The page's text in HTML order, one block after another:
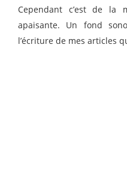
Cependant c’est de la
apaisante. Un fond
l’écriture de mes articles